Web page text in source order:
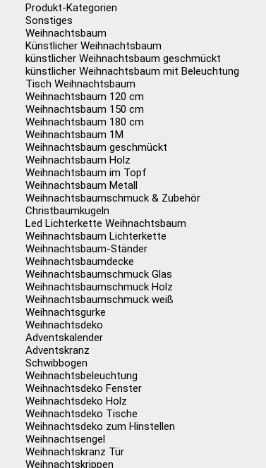
Produkt-Kategorien
Sonstiges
Weihnachtsbaum
Künstlicher Weihnachtsbaum
künstlicher Weihnachtsbaum geschmückt
künstlicher Weihnachtsbaum mit Beleuchtung
Tisch Weihnachtsbaum
Weihnachtsbaum 120 cm
Weihnachtsbaum 150 cm
Weihnachtsbaum 180 cm
Weihnachtsbaum 1M
Weihnachtsbaum geschmückt
Weihnachtsbaum Holz
Weihnachtsbaum im Topf
Weihnachtsbaum Metall
Weihnachtsbaumschmuck & Zubehör
Christbaumkugeln
Led Lichterkette Weihnachtsbaum
Weihnachtsbaum Lichterkette
Weihnachtsbaum-Ständer
Weihnachtsbaumdecke
Weihnachtsbaumschmuck Glas
Weihnachtsbaumschmuck Holz
Weihnachtsbaumschmuck weiß
Weihnachtsgurke
Weihnachtsdeko
Adventskalender
Adventskranz
Schwibbogen
Weihnachtsbeleuchtung
Weihnachtsdeko Fenster
Weihnachtsdeko Holz
Weihnachtsdeko Tische
Weihnachtsdeko zum Hinstellen
Weihnachtsengel
Weihnachtskranz Tür
Weihnachtskrippen